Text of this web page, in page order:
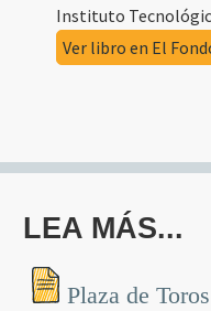
Instituto
Ver libro en El
LEA MÁS...
Plaza de